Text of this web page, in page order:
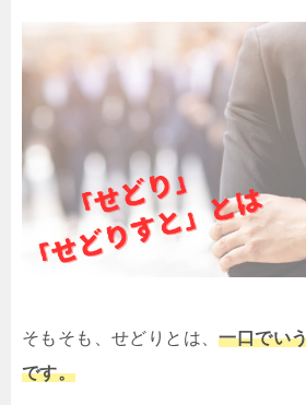
そもそも、せどりとは、一口でい
です。